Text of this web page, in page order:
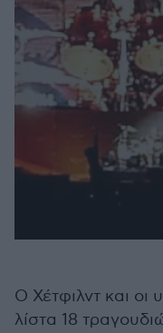
Ο Χέτφιλντ και οι
λίστα 18